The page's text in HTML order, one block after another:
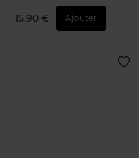
15,90 € Ajouter